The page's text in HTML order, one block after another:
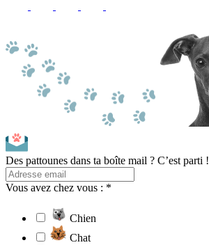
Des pattounes dans ta boîte mail ? C’est parti !
Vous avez chez vous : *
Chien
Chat